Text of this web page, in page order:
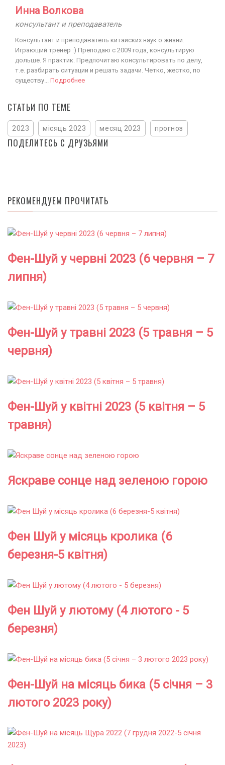
Инна Волкова
консультант и преподаватель
Консультант и преподаватель китайских наук о жизни.
Играющий тренер :) Преподаю с 2009 года, консультирую
дольше. Я практик. Предпочитаю консультировать по делу,
т.е. разбирать ситуации и решать задачи. Четко, жестко, по
существу... Подробнее
СТАТЬИ ПО ТЕМЕ
2023 місяць 2023 месяц 2023 прогноз
ПОДЕЛИТЕСЬ С ДРУЗЬЯМИ
РЕКОМЕНДУЕМ ПРОЧИТАТЬ
Фен-Шуй у червні 2023 (6 червня – 7
липня)
Фен-Шуй у травні 2023 (5 травня – 5
червня)
Фен-Шуй у квітні 2023 (5 квітня – 5
травня)
Яскраве сонце над зеленою горою
Фен Шуй у місяць кролика (6
березня-5 квітня)
Фен Шуй у лютому (4 лютого - 5
березня)
Фен-Шуй на місяць бика (5 січня – 3
лютого 2023 року)